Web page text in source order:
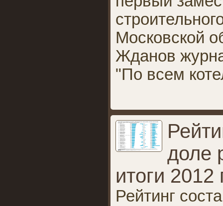
Московской
Жданов
"По всем
доле
итоги 2012
Рейтинг